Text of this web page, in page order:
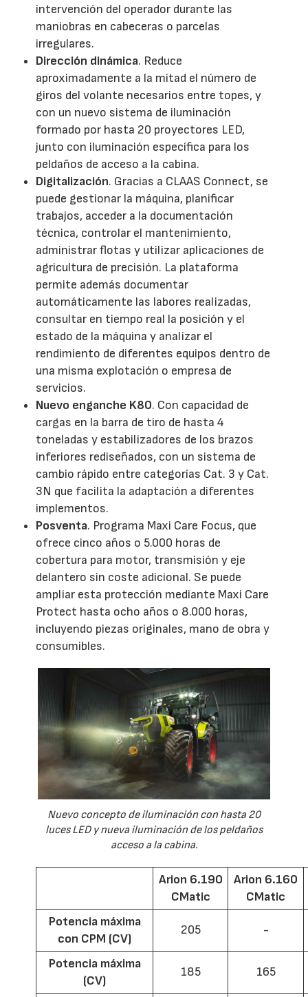
intervención del operador durante las
maniobras en cabeceras o parcelas
irregulares.
Dirección dinámica. Reduce
aproximadamente a la mitad el número de
giros del volante necesarios entre topes, y
con un nuevo sistema de iluminación
formado por hasta 20 proyectores LED,
junto con iluminación específica para los
peldaños de acceso a la cabina.
Digitalización. Gracias a CLAAS Connect, se
puede gestionar la máquina, planificar
trabajos, acceder a la documentación
técnica, controlar el mantenimiento,
administrar flotas y utilizar aplicaciones de
agricultura de precisión. La plataforma
permite además documentar
automáticamente las labores realizadas,
consultar en tiempo real la posición y el
estado de la máquina y analizar el
rendimiento de diferentes equipos dentro de
una misma explotación o empresa de
servicios.
Nuevo enganche K80. Con capacidad de
cargas en la barra de tiro de hasta 4
toneladas y estabilizadores de los brazos
inferiores rediseñados, con un sistema de
cambio rápido entre categorías Cat. 3 y Cat.
3N que facilita la adaptación a diferentes
implementos.
Posventa. Programa Maxi Care Focus, que
ofrece cinco años o 5.000 horas de
cobertura para motor, transmisión y eje
delantero sin coste adicional. Se puede
ampliar esta protección mediante Maxi Care
Protect hasta ocho años o 8.000 horas,
incluyendo piezas originales, mano de obra y
consumibles.
Nuevo concepto de iluminación con hasta 20
luces LED y nueva iluminación de los peldaños
acceso a la cabina.
Arion 6.190
CMatic
Arion 6.160
CMatic
Potencia máxima
con CPM (CV)
205 -
Potencia máxima
(CV)
185 165